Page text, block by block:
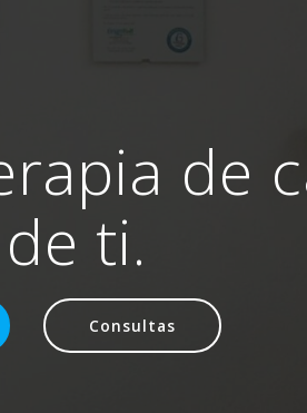
de
ti.
Consultas